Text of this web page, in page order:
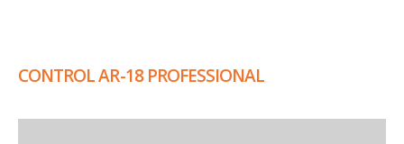
CONTROL AR-18 PROFESSIONAL